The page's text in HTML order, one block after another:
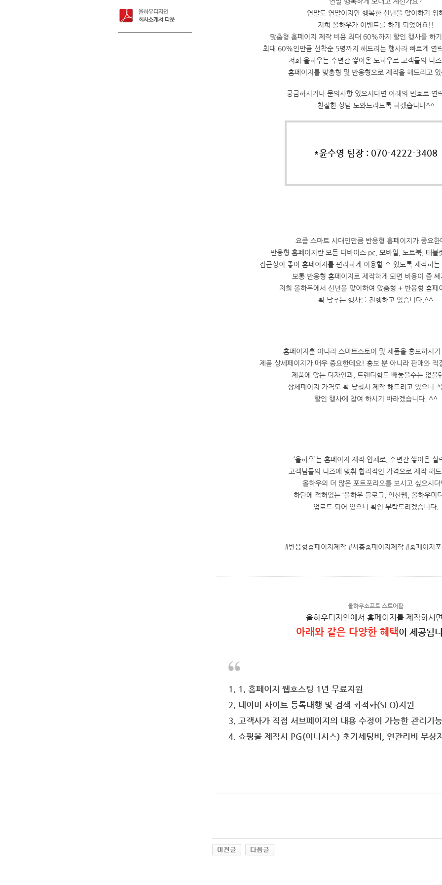
연말도 연말이지만 행복한 신년을 맞이하기 위
저희 올하우가 이벤트를 하게 되었어요!!
맞춤형 홈페이지 제작 비용 최대 60%까지 할인 행사를 하
최대 60%인만큼 선착순 5명까지 해드리는 행사라 빠르게 연
저희 올하우는 수년간 쌓아온 노하우로 고객들의 니
홈페이지를 맞춤형 및 반응형으로 제작을 해드리고
궁금하시거나 문의사항 있으시다면 아래의 번호로 연
친절한 상담 도와드리도록 하겠습니다^^
*윤수영 팀장 : 070-4222-3408
요즘 스마트 시대인만큼 반응형 홈페이지가 중요한
반응형 홈페이지란 모든 디바이스 pc, 모바일, 노트북, 태블
접근성이 좋아 홈페이지를 편리하게 이용할 수 있도록 제작하
보통 반응형 홈페이지로 제작하게 되면 비용이 좀 쎄
저희 올하우에서 신년을 맞이하여 맞춤형 + 반응형 홈페
확 낮추는 행사를 진행하고 있습니다.^^
홈페이지뿐 아니라 스마트스토어 및 제품을 홍보하시
제품 상세페이지가 매우 중요한데요! 홍보 뿐 아니라 판매와 직
제품에 맞는 디자인과, 트렌디함도 빼놓을수는 없을
상세페이지 가격도 확 낮춰서 제작 해드리고 있으니
할인 행사에 참여 하시기 바라겠습니다. ^^
‘올하우’는 홈페이지 제작 업체로, 수년간 쌓아온 실
고객님들의 니즈에 맞춰 합리적인 가격으로 제작 해드
올하우의 더 많은 포트포리오를 보시고 싶으시다
하단에 적혀있는 ‘올하우 블로그, 안산웹, 올하우미디
업로드 되어 있으니 확인 부탁드리겠습니다.
#반응형홈페이지제작 #시흥홈페이지제작 #홈페이지
올하우소프트 스토어팜
올하우디자인에서 홈페이지를 제작하시면,
아래와 같은 다양한 혜택이 제공됩
1. 1. 홈페이지 웹호스팅 1년 무료지원
2. 네이버 사이트 등록대행 및 검색 최적화(SEO)지원
3. 고객사가 직접 서브페이지의 내용 수정이 가능한 관리기
4. 쇼핑몰 제작시 PG(이니시스) 초기세팅비, 연관리비 무상